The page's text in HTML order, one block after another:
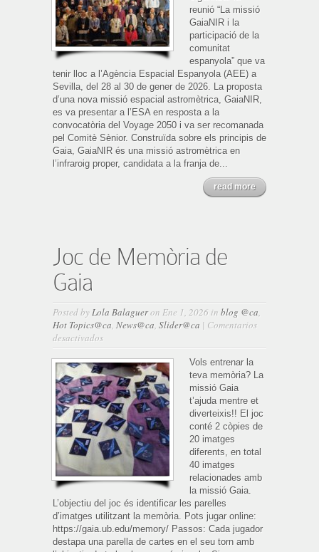
la
comunitat
espanyola
reunió “La missió
GaiaNIR i la
participació de la
comunitat
espanyola” que va
tenir lloc a l’Agència Espacial Espanyola (AEE) a
Sevilla, del 28 al 30 de gener de 2026. La proposta
d’una nova missió espacial astromètrica, GaiaNIR,
es va presentar a l’ESA en resposta a la
convocatòria del Voyage 2050 i va ser recomanada
pel Comitè Sènior. Construïda sobre els principis de
Gaia, GaiaNIR és una missió astromètrica en
l’infraroig proper, candidata a la franja de...
read more
Joc de Memòria de
Gaia
Posted byLola Balagueron Ene 1, 2026 in blog @ca,
Hot Topics@ca, News@ca, Slider@ca | Comentarios
desactivadosen
Joc
de
Memòria
de
Gaia
Vols entrenar la
teva memòria? La
missió Gaia
t’ajuda mentre et
diverteixis!! El joc
conté 2 còpies de
20 imatges
diferents, en total
40 imatges
relacionades amb
la missió Gaia.
L’objectiu del joc és identificar les parelles
d’imatges utilitzant la memòria. Pots jugar online:
https://gaia.ub.edu/memory/ Passos: Cada jugador
destapa una parella de cartes en el seu torn amb